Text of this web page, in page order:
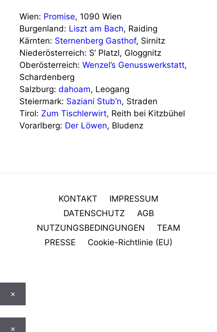
Wien: Promise, 1090 Wien
Burgenland: Liszt am Bach, Raiding
Kärnten: Sternenberg Gasthof, Sirnitz
Niederösterreich: S’ Platzl, Gloggnitz
Oberösterreich: Wenzel’s Genusswerkstatt,
Schardenberg
Salzburg: dahoam, Leogang
Steiermark: Saziani Stub’n, Straden
Tirol: Zum Tischlerwirt, Reith bei Kitzbühel
Vorarlberg: Der Löwen, Bludenz
KONTAKT
IMPRESSUM
DATENSCHUTZ
AGB
NUTZUNGSBEDINGUNGEN
TEAM
PRESSE
Cookie-Richtlinie (EU)
×
×